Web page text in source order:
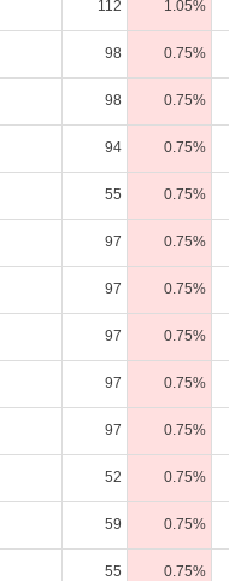
112 1.05%
98 0.75%
98 0.75%
94 0.75%
55 0.75%
97 0.75%
97 0.75%
97 0.75%
97 0.75%
97 0.75%
52 0.75%
59 0.75%
55 0.75%